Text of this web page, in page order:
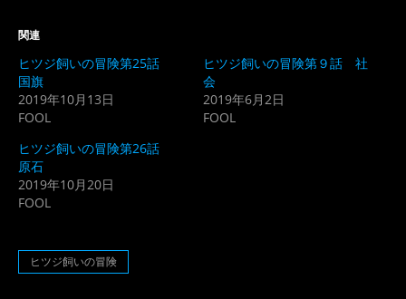
有
い
ウ
ィ
ド
ウ
開
き
ま
リ
し
て
さ
い
し
い
ウ
で
開
関連
ヒツジ飼いの冒険第25話
国旗
2019年10月13日
FOOL
ヒツジ飼いの冒険第９話 社
会
2019年6月2日
FOOL
ヒツジ飼いの冒険第26話
原石
2019年10月20日
FOOL
ヒツジ飼いの冒険